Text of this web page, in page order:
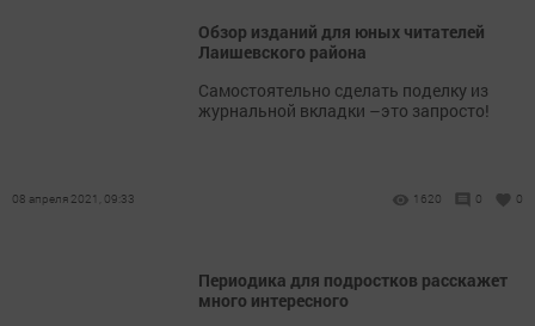
Обзор изданий для юных читателей
Лаишевского района
​​​​​​​Самостоятельно сделать поделку из
журнальной вкладки –это запросто!
08 апреля 2021, 09:33 1620 0 0
Периодика для подростков расскажет
много интересного